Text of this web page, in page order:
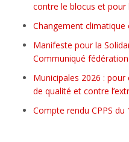
contre le blocus et
Changement
Manifeste pour la
Communiqué
Municipales 2026 :
de qualité et contre
Compte rendu CPPS du